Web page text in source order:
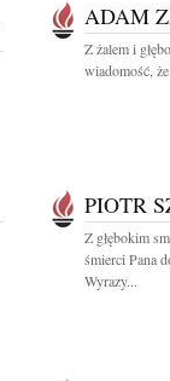
ADAM
Z żalem i
wiadomość,
PIOTR
Z głębokim
śmierci Pana
Wyrazy...